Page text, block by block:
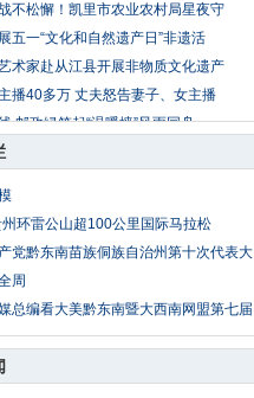
不松懈！凯里市农业农村局星夜守
五一“文化和自然遗产日”非遗活
术家赴从江县开展非物质文化遗产
播40多万 丈夫怒告妻子、女主播
邮政绿筑起“温暖墙”风雨同舟
项目建设提速 财政保障助力民生
环雷公山超100公里国际马拉松
党黔东南苗族侗族自治州第十次代表大
周
总编看大美黔东南暨大西南网盟第七届